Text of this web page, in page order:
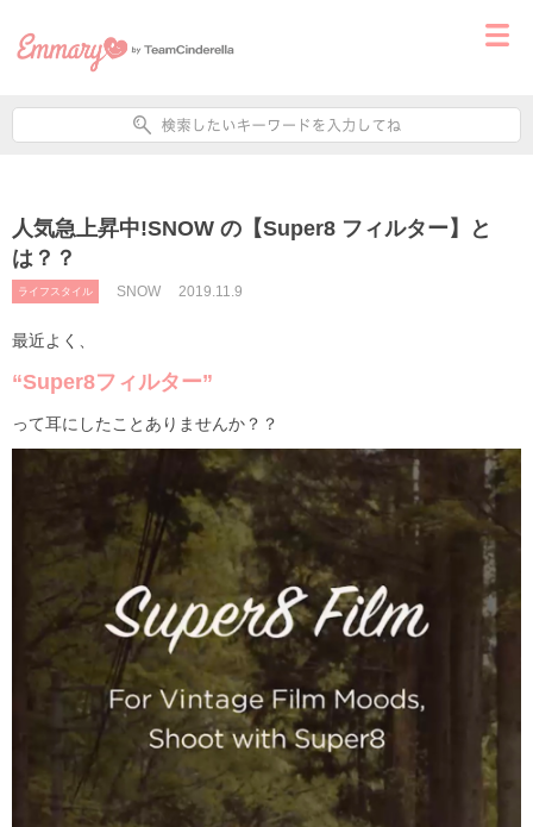
人気急上昇中!SNOW の【Super8 フィルター】と
は？？
ライフスタイル SNOW 2019.11.9
最近よく、
“Super8フィルター”
って耳にしたことありませんか？？